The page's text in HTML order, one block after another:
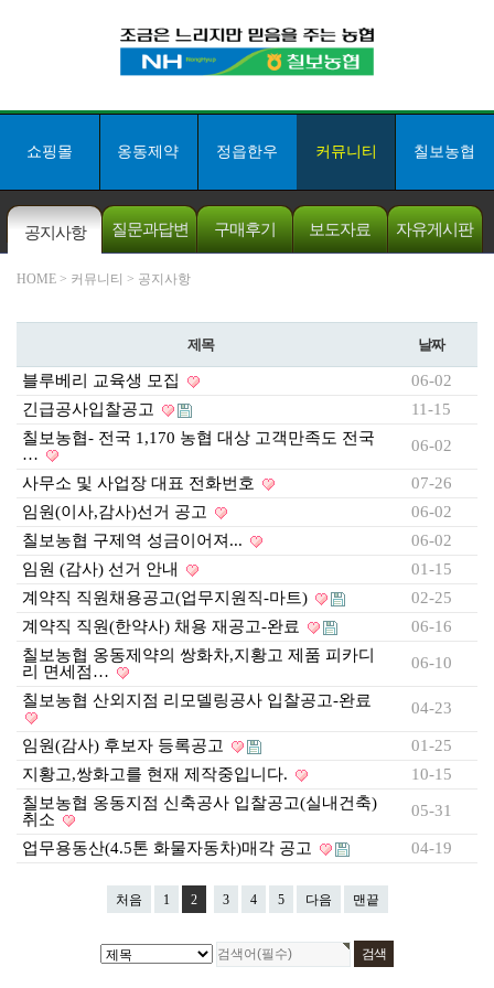
쇼핑몰 옹동제약 정읍한우 커뮤니티 칠보농협
공지사항 질문과답변 구매후기 보도자료 자유게시판
개인채무자보
호법
칠보농협 본점
063-534-3007
무료배송!
입금계좌안내
[ 농협 ]
517142-51-013245
HOME > 커뮤니티 > 공지사항
제목 날짜
블루베리 교육생 모집
06-02
긴급공사입찰공고
11-15
칠보농협- 전국 1,170 농협 대상 고객만족도 전국
…
06-02
사무소 및 사업장 대표 전화번호
07-26
임원(이사,감사)선거 공고
06-02
칠보농협 구제역 성금이어져...
06-02
임원 (감사) 선거 안내
01-15
계약직 직원채용공고(업무지원직-마트)
02-25
계약직 직원(한약사) 채용 재공고-완료
06-16
칠보농협 옹동제약의 쌍화차,지황고 제품 피카디
리 면세점…
06-10
칠보농협 산외지점 리모델링공사 입찰공고-완료 04-23
임원(감사) 후보자 등록공고
01-25
지황고,쌍화고를 현재 제작중입니다.
10-15
칠보농협 옹동지점 신축공사 입찰공고(실내건축)
취소
05-31
업무용동산(4.5톤 화물자동차)매각 공고 04-19
처음 1 2 3 4 5 다음 맨끝